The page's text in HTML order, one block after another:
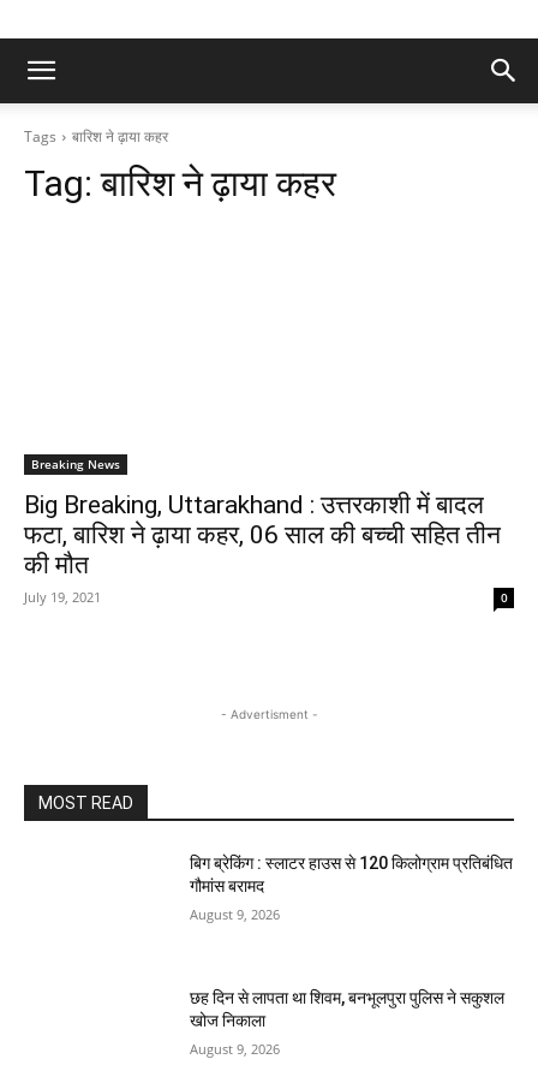
Tags बारिश ने ढ़ाया कहर
Tag:बारिश ने ढ़ाया कहर
Breaking News
Big Breaking, Uttarakhand : उत्तरकाशी में बादल
फटा, बारिश ने ढ़ाया कहर, 06 साल की बच्ची सहित तीन
की मौत
July 19, 2021 0
- Advertisment -
MOST READ
बिग ब्रेकिंग : स्लाटर हाउस से 120 किलोग्राम प्रतिबंधित
गौमांस बरामद
August 9, 2026
छह दिन से लापता था शिवम, बनभूलपुरा पुलिस ने सकुशल
खोज निकाला
August 9, 2026